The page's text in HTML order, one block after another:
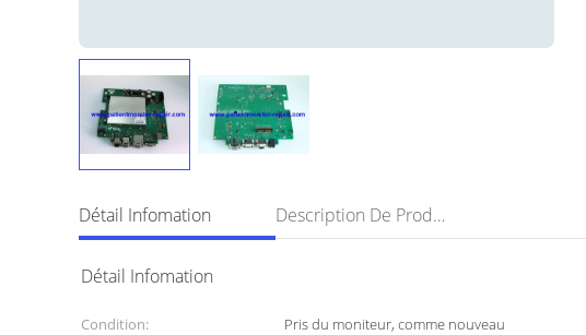
Détail Infomation Description De Produit
Détail Infomation
Condition: Pris du moniteur, comme nouveau